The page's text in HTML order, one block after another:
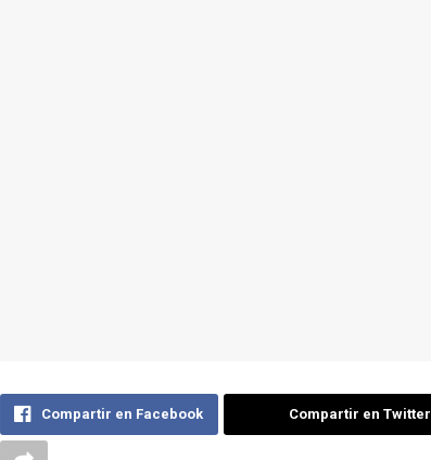
Compartir en Facebook Compartir en Twitter